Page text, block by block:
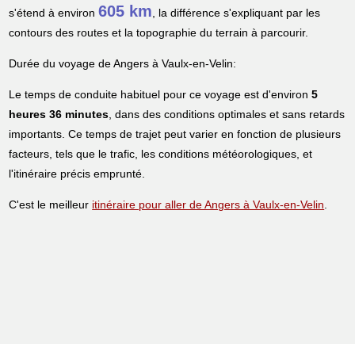
s'étend à environ605 km, la différence s'expliquant par les
contours des routes et la topographie du terrain à parcourir.
Durée du voyage de Angers à Vaulx-en-Velin:
Le temps de conduite habituel pour ce voyage est d'environ5
heures 36 minutes, dans des conditions optimales et sans retards
importants. Ce temps de trajet peut varier en fonction de plusieurs
facteurs, tels que le trafic, les conditions météorologiques, et
l'itinéraire précis emprunté.
C'est le meilleur itinéraire pour aller de Angers à Vaulx-en-Velin.